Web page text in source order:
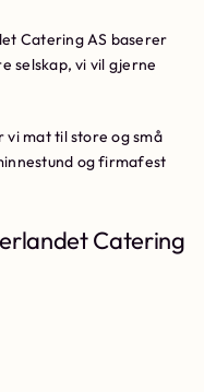
Catering AS baserer
selskap, vi vil gjerne
vi mat til store og små
og firmafest
Catering